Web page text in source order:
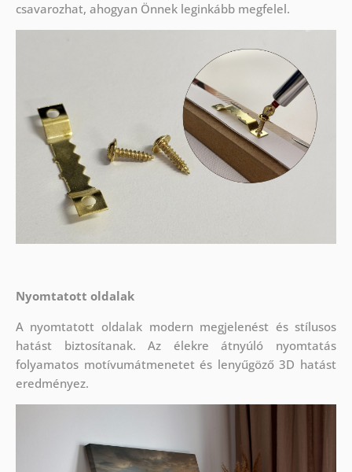
csavarozhat, ahogyan Önnek leginkább megfelel.
Nyomtatott oldalak
A nyomtatott oldalak modern megjelenést és stílusos
hatást biztosítanak. Az élekre átnyúló nyomtatás
folyamatos motívumátmenetet és lenyűgöző 3D hatást
eredményez.